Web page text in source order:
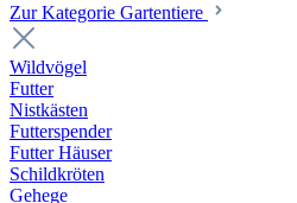
Zur Kategorie Gartentiere
Wildvögel
Futter
Nistkästen
Futterspender
Futter Häuser
Schildkröten
Gehege